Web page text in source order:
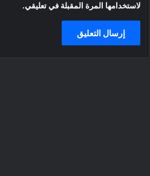
لاستخدامها المرة المقبلة في تعليقي.